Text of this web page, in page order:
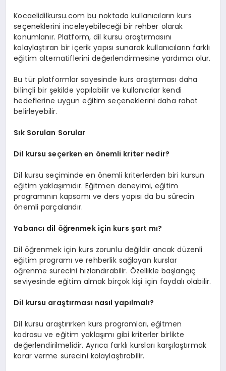
Kocaelidilkursu.com bu noktada kullanıcıların kurs
seçeneklerini inceleyebileceği bir rehber olarak
konumlanır. Platform, dil kursu araştırmasını
kolaylaştıran bir içerik yapısı sunarak kullanıcıların farklı
eğitim alternatiflerini değerlendirmesine yardımcı olur.
Bu tür platformlar sayesinde kurs araştırması daha
bilinçli bir şekilde yapılabilir ve kullanıcılar kendi
hedeflerine uygun eğitim seçeneklerini daha rahat
belirleyebilir.
Sık Sorulan Sorular
Dil kursu seçerken en önemli kriter nedir?
Dil kursu seçiminde en önemli kriterlerden biri kursun
eğitim yaklaşımıdır. Eğitmen deneyimi, eğitim
programının kapsamı ve ders yapısı da bu sürecin
önemli parçalarıdır.
Yabancı dil öğrenmek için kurs şart mı?
Dil öğrenmek için kurs zorunlu değildir ancak düzenli
eğitim programı ve rehberlik sağlayan kurslar
öğrenme sürecini hızlandırabilir. Özellikle başlangıç
seviyesinde eğitim almak birçok kişi için faydalı olabilir.
Dil kursu araştırması nasıl yapılmalı?
Dil kursu araştırırken kurs programları, eğitmen
kadrosu ve eğitim yaklaşımı gibi kriterler birlikte
değerlendirilmelidir. Ayrıca farklı kursları karşılaştırmak
karar verme sürecini kolaylaştırabilir.